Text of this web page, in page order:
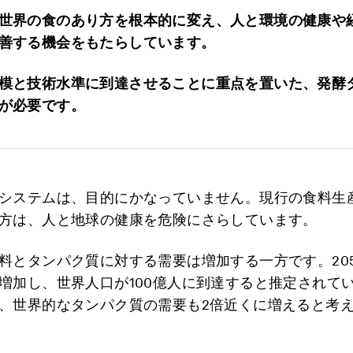
界の食のあり方を根本的に変え、人と環境の健康や
する機会をもたらしています。
と技術水準に到達させることに重点を置いた、発酵
必要です。
ステムは、目的にかなっていません。現行の食料生
は、人と地球の健康を危険にさらしています。
とタンパク質に対する需要は増加する一方です。
加し、世界人口が100億人に到達すると推定されて
世界的なタンパク質の需要も2倍近くに増えると考